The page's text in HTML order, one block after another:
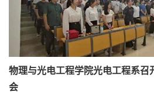
物理与光电工程学院光电工程系召
会